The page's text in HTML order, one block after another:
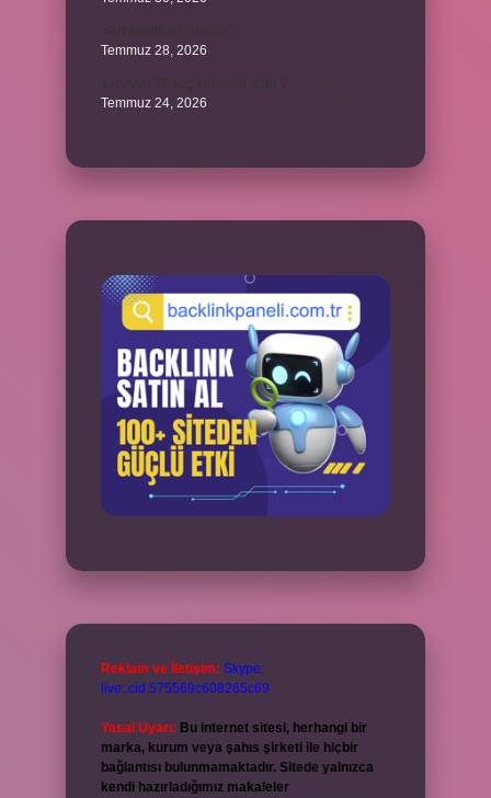
Temmuz 28, 2026
Temmuz 24, 2026
Reklam ve İletişim: Skype:
live:.cid.575569c608265c69
Yasal Uyarı: Bu internet sitesi, herhangi bir
marka, kurum veya şahıs şirketi ile hiçbir
bağlantısı bulunmamaktadır. Sitede yalnızca
kendi hazırladığımız makaleler